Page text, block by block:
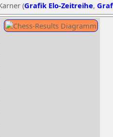
(Grafik Elo-Zeitreihe,